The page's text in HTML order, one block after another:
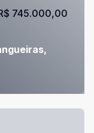
745.000,00